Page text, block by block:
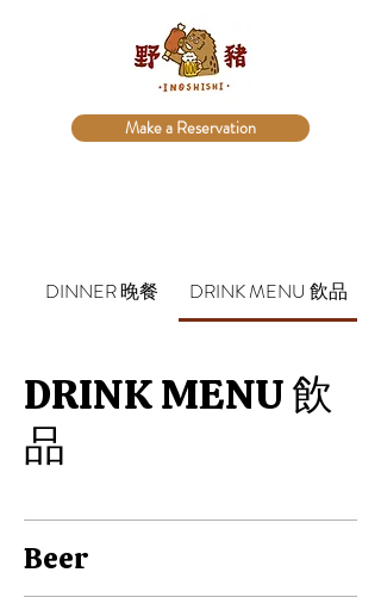
Make a Reservation
DINNER 晚餐 DRINK MENU 飲品
DRINK MENU 飲
品
Beer